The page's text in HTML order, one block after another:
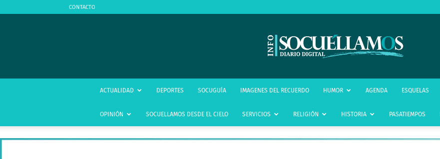
CONTACTO
infoSocuéllamos
ACTUALIDAD DEPORTES SOCUGUÍA IMAGENES DEL RECUERDO HUMOR AGENDA ESQUELAS
OPINIÓN SOCUELLAMOS DESDE EL CIELO SERVICIOS RELIGIÓN HISTORIA PASATIEMPOS